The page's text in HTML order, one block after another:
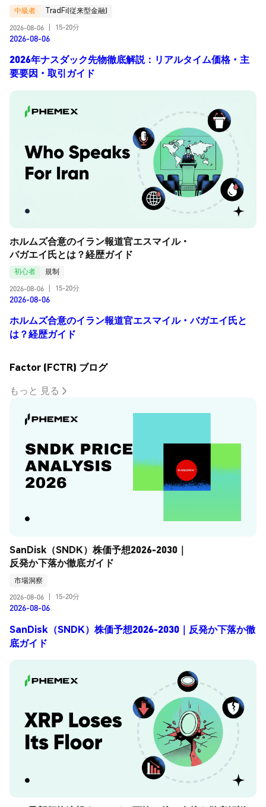
中級者
TradFi(従来型金融)
2026-08-06
15-20分
2026-08-06
2026年ナスダック先物徹底解説：リアルタイム価格・主
要要因・取引ガイド
ホルムズ合意のイラン報道官エスマイル・
バガエイ氏とは？経歴ガイド
初心者
規制
2026-08-06
15-20分
2026-08-06
ホルムズ合意のイラン報道官エスマイル・バガエイ氏と
は？経歴ガイド
Factor (FCTR) ブログ
もっと 見る
SanDisk（SNDK）株価予想2026-2030｜
反発か下落か徹底ガイド
市場洞察
2026-08-06
15-20分
2026-08-06
SanDisk（SNDK）株価予想2026-2030｜反発か下落か徹
底ガイド